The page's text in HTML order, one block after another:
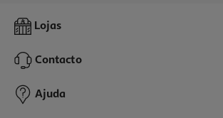
Lojas
Contacto
Ajuda